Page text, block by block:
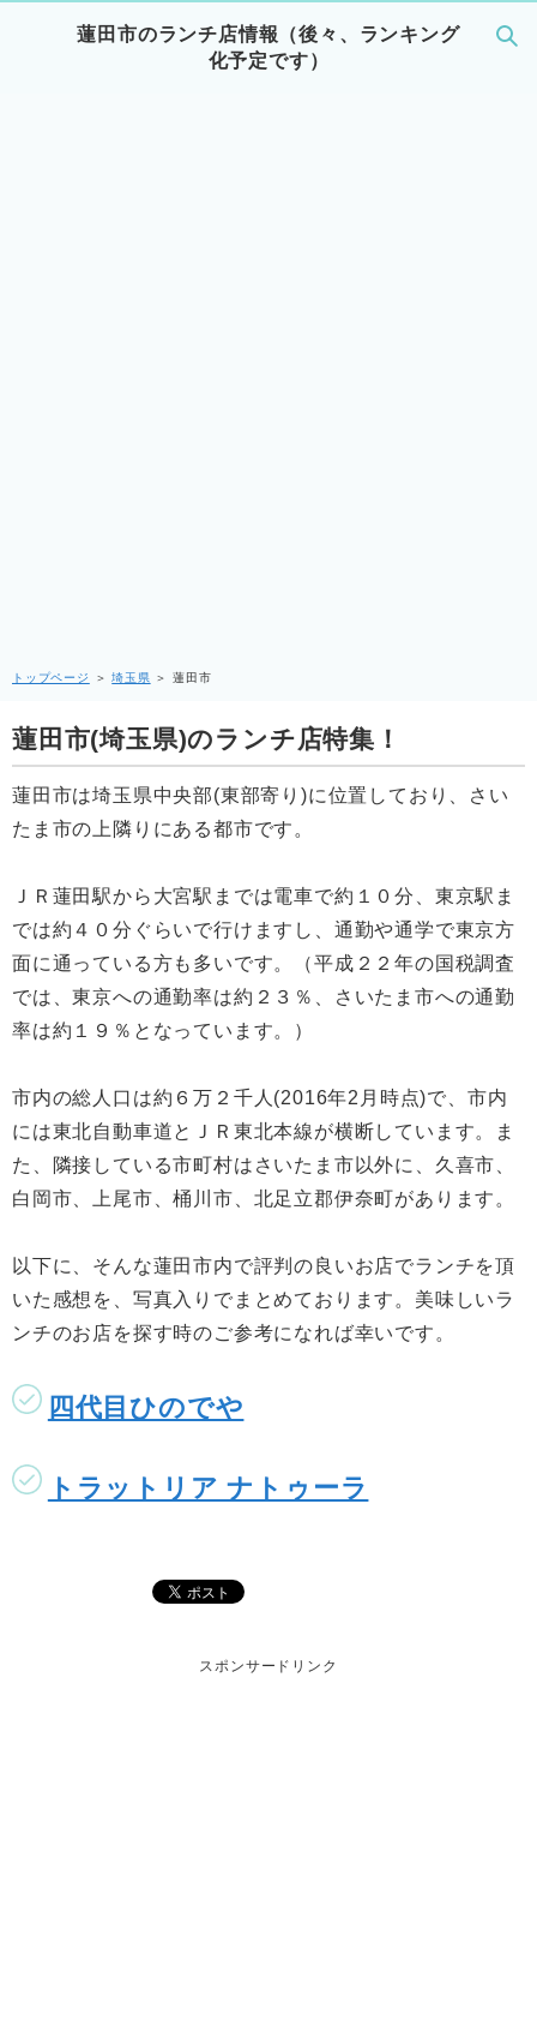
蓮田市のランチ店情報（後々、ランキング
化予定です）
トップページ ＞埼玉県 ＞蓮田市
蓮田市(埼玉県)のランチ店特集！
蓮田市は埼玉県中央部(東部寄り)に位置しており、さい
たま市の上隣りにある都市です。
ＪＲ蓮田駅から大宮駅までは電車で約１０分、東京駅ま
では約４０分ぐらいで行けますし、通勤や通学で東京方
面に通っている方も多いです。（平成２２年の国税調査
では、東京への通勤率は約２３％、さいたま市への通勤
率は約１９％となっています。）
市内の総人口は約６万２千人(2016年2月時点)で、市内
には東北自動車道とＪＲ東北本線が横断しています。ま
た、隣接している市町村はさいたま市以外に、久喜市、
白岡市、上尾市、桶川市、北足立郡伊奈町があります。
以下に、そんな蓮田市内で評判の良いお店でランチを頂
いた感想を、写真入りでまとめております。美味しいラ
ンチのお店を探す時のご参考になれば幸いです。
四代目ひのでや
トラットリア ナトゥーラ
スポンサードリンク